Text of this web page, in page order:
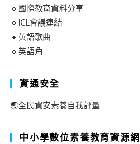
🔹國際教育資料分享
🔹ICL會議連結
🔹英語歌曲
🔹英語角
資通安全
🌏全民資安素養自我評量
中小學數位素養教育資源網